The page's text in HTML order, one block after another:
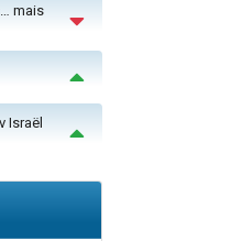
mais
Israël